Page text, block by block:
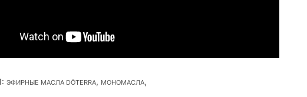
: ЭФИРНЫЕ МАСЛА DŌTERRA, МОНОМАСЛА,